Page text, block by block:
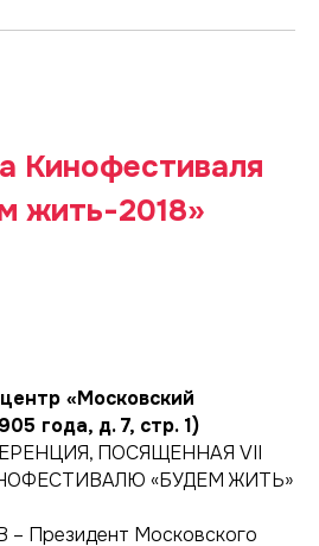
Кинофестиваля
жить-2018»
«Московский
года, д. 7, стр. 1)
ПОСЯЩЕННАЯ VII
«БУДЕМ ЖИТЬ»
Президент Московского